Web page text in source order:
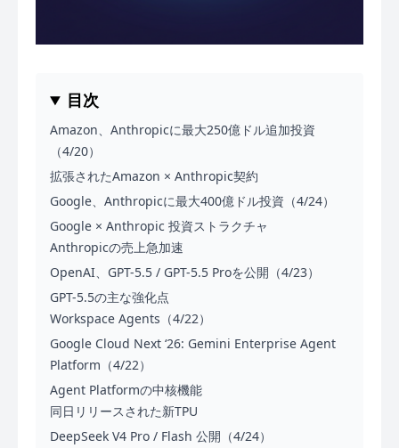
目次
Amazon、Anthropicに最大250億ドル追加投資
（4/20）
拡張されたAmazon × Anthropic契約
Google、Anthropicに最大400億ドル投資（4/24）
Google × Anthropic 投資ストラクチャ
Anthropicの売上急加速
OpenAI、GPT-5.5 / GPT-5.5 Proを公開（4/23）
GPT-5.5の主な強化点
Workspace Agents（4/22）
Google Cloud Next ‘26: Gemini Enterprise Agent
Platform（4/22）
Agent Platformの中核機能
同日リリースされた新TPU
DeepSeek V4 Pro / Flash 公開（4/24）